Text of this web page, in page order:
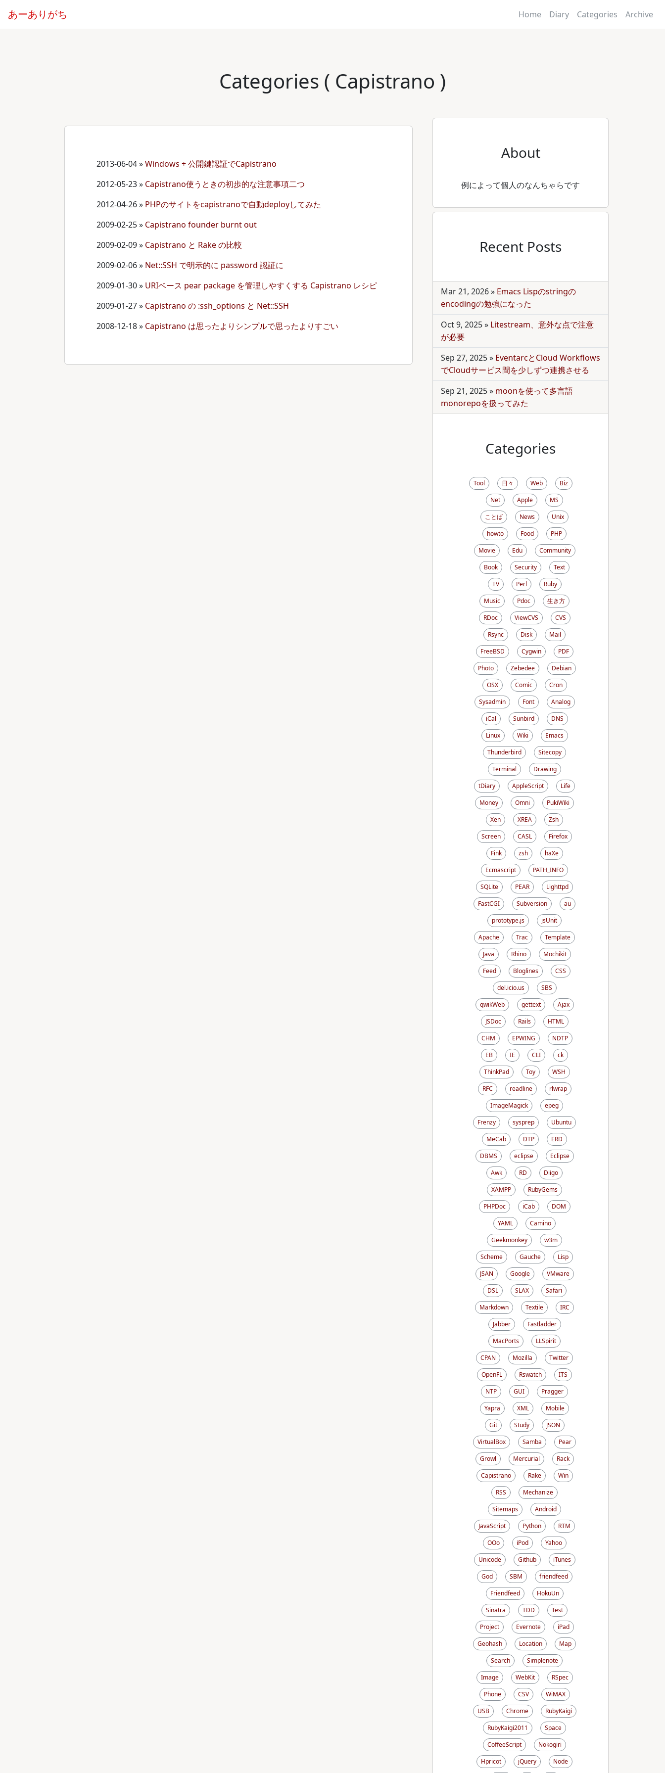
あーありがち Home Diary Categories Archive
Categories ( Capistrano )
2013-06-04»Windows + 公開鍵認証でCapistrano
2012-05-23» Capistrano使うときの初歩的な注意事項二つ
2012-04-26» PHPのサイトをcapistranoで自動deployしてみた
2009-02-25» Capistrano founder burnt out
2009-02-09» Capistrano と Rake の比較
2009-02-06» Net::SSH で明示的に password 認証に
2009-01-30» URIベース pear package を管理しやすくする Capistrano レシピ
2009-01-27» Capistrano の :ssh_options と Net::SSH
2008-12-18» Capistrano は思ったよりシンプルで思ったよりすごい
About
例によって個人のなんちゃらです
Recent Posts
Mar 21, 2026» Emacs Lispのstringの
encodingの勉強になった
Oct 9, 2025» Litestream、意外な点で注意
が必要
Sep 27, 2025» EventarcとCloud Workflows
でCloudサービス間を少しずつ連携させる
Sep 21, 2025» moonを使って多言語
monorepoを扱ってみた
Categories
Tool 日々 Web
Biz
Net
Apple
MS
ことば
News
Unix
howto
Food
PHP
Movie
Edu
Community
Book
Security
Text
TV
Perl
Ruby
Music
Pdoc
生き方
RDoc
ViewCVS
CVS
Rsync
Disk
Mail
FreeBSD
Cygwin
PDF
Photo
Zebedee
Debian
OSX
Comic
Cron
Sysadmin
Font
Analog
iCal
Sunbird
DNS
Linux
Wiki
Emacs
Thunderbird
Sitecopy
Terminal
Drawing
tDiary
AppleScript
Life
Money
Omni
PukiWiki
Xen
XREA
Zsh
Screen
CASL
Firefox
Fink
zsh
haXe
Ecmascript
PATH_INFO
SQLite
PEAR
Lighttpd
FastCGI
Subversion
au
prototype.js
jsUnit
Apache
Trac
Template
Java
Rhino
Mochikit
Feed
Bloglines
CSS
del.icio.us
SBS
qwikWeb
gettext
Ajax
JSDoc
Rails
HTML
CHM
EPWING
NDTP
EB
IE CLI
ck
ThinkPad
Toy
WSH
RFC
readline
rlwrap
ImageMagick
epeg
Frenzy
sysprep
Ubuntu
MeCab
DTP
ERD
DBMS
eclipse
Eclipse
Awk
RD
Diigo
XAMPP
RubyGems
PHPDoc
iCab
DOM
YAML
Camino
Geekmonkey
w3m
Scheme
Gauche
Lisp
JSAN
Google
VMware
DSL
SLAX
Safari
Markdown
Textile
IRC
Jabber
Fastladder
MacPorts
LLSpirit
CPAN
Mozilla
Twitter
OpenFL
Rswatch
ITS
NTP
GUI
Pragger
Yapra
XML
Mobile
Git
Study
JSON
VirtualBox
Samba
Pear
Growl
Mercurial
Rack
Capistrano
Rake
Win
RSS
Mechanize
Sitemaps
Android
JavaScript
Python
RTM
OOo
iPod
Yahoo
Unicode
Github
iTunes
God
SBM
friendfeed
Friendfeed
HokuUn
Sinatra
TDD
Test
Project
Evernote
iPad
Geohash
Location
Map
Search
Simplenote
Image
WebKit
RSpec
Phone
CSV
WiMAX
USB
Chrome
RubyKaigi
RubyKaigi2011
Space
CoffeeScript
Nokogiri
Hpricot
jQuery Node